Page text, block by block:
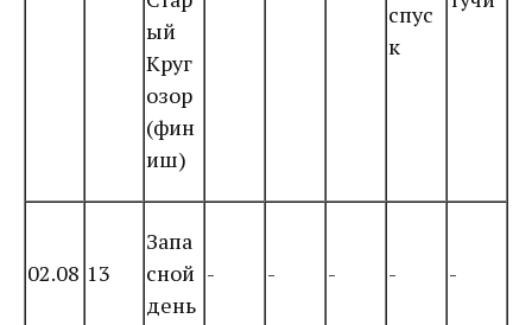
ый
Круг
озор
(фин
иш)
спус
к
02.08 13
Запа
сной
день
- - - - -